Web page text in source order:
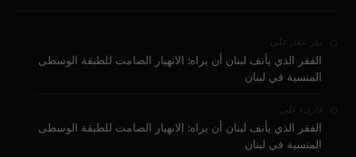
بيار عقل على
الفقر الذي يأنف لبنان أن يراه: الانهيار الصامت للطبقة الوسطى
المنسية في لبنان
قارىء على
الفقر الذي يأنف لبنان أن يراه: الانهيار الصامت للطبقة الوسطى
المنسية في لبنان